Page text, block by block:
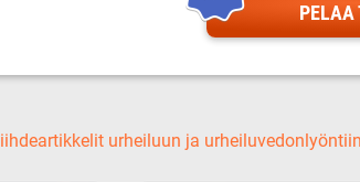
PELAA
urheiluun ja